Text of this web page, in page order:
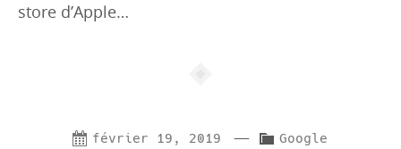
store d’Apple…
février 19, 2019 —C
Google